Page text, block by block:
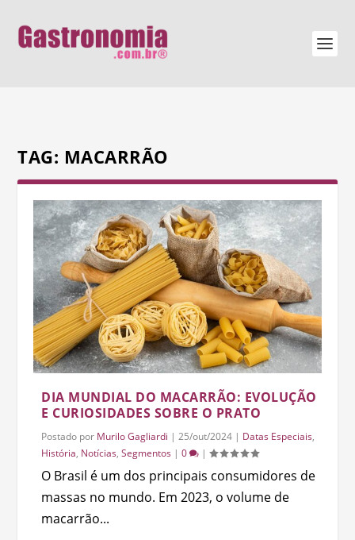
TAG: MACARRÃO
DIA MUNDIAL DO MACARRÃO: EVOLUÇÃO
E CURIOSIDADES SOBRE O PRATO
Postado por Murilo Gagliardi |25/out/2024 | Datas Especiais,
História, Notícias,Segmentos |0 |
O Brasil é um dos principais consumidores de
massas no mundo. Em 2023, o volume de
macarrão...